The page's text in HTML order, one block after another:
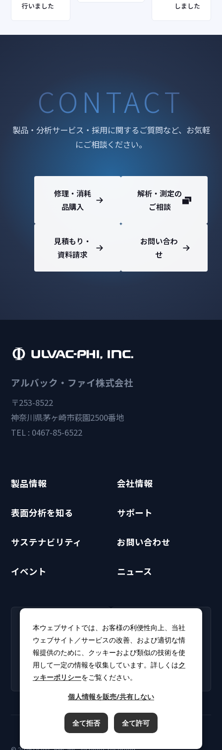
行いました
しました
CONTACT
製品・分析サービス・採用に関するご質問など、お気軽
にご相談ください。
修理・消耗
品購入
解析・測定の
ご相談
見積もり・
資料請求
お問い合わ
せ
アルバック・ファイ株式会社
〒253-8522
神奈川県茅ヶ崎市萩園2500番地
TEL : 0467-85-6522
製品情報 会社情報
表面分析を知る サポート
サステナビリティ お問い合わせ
イベント ニュース
採用情報
新卒・キャリア採用情報を
掲載しています。
CLUB PHI（会員専
用）
ソフトウェアアップデート
やカタログをダウンロー
ド。
本ウェブサイトでは、お客様の利便性向上、当社
ウェブサイト／サービスの改善、および適切な情
報提供のために、クッキーおよび類似の技術を使
用して一定の情報を収集しています。詳しくはク
ッキーポリシーをご覧ください。
個人情報を販売/共有しない
全て拒否 全て許可